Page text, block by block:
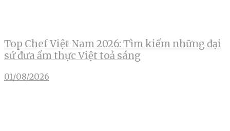
Top Chef Việt Nam 2026: Tìm kiếm những đại
sứ đưa ẩm thực Việt toả sáng
01/08/2026